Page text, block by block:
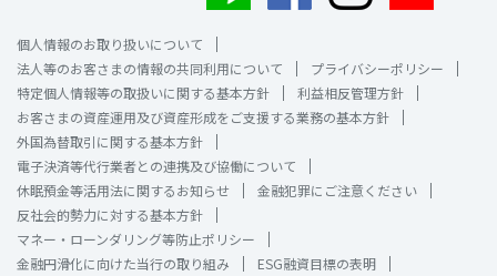
個人情報のお取り扱いについて
法人等のお客さまの情報の共同利用について
プライバシーポリシー
特定個人情報等の取扱いに関する基本方針
利益相反管理方針
お客さまの資産運用及び資産形成をご支援する業務の基本方針
外国為替取引に関する基本方針
電子決済等代行業者との連携及び協働について
休眠預金等活用法に関するお知らせ
金融犯罪にご注意ください
反社会的勢力に対する基本方針
マネー・ローンダリング等防止ポリシー
金融円滑化に向けた当行の取り組み
ESG融資目標の表明